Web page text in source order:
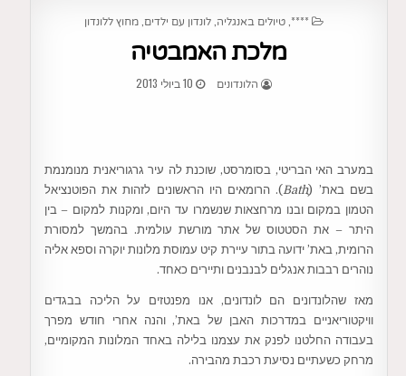
POSTED
**** טיולים באנגליה לונדון עם ילדים מחוץ ללונדון
מלכת האמבטיה
הלונדונים 10 ביולי 2013
במערב האי הבריטי, בסומרסט, שוכנת לה עיר גרגוריאנית מנומנמת
בשם באת’ (Bathֶ). הרומאים היו הראשונים לזהות את הפוטנציאל
הטמון במקום ובנו מרחצאות שנשמרו עד היום, ומקנות למקום – בין
היתר – את הסטטוס של אתר מורשת עולמית. בהמשך למסורת
הרומית, באת’ ידועה בתור עיירת קיט עמוסת מלונות יוקרה וספא אליה
נוהרים רבבות אנגלים לבנבנים ותיירים כאחד.
מאז שהלונדונים הם לונדונים, אנו מפנטזים על הליכה בבגדים
וויקטוריאניים במדרכות האבן של באת’, והנה אחרי חודש מפרך
בעבודה החלטנו לפנק את עצמנו בלילה באחד המלונות המקומיים,
מרחק כשעתיים נסיעת רכבת מהבירה.